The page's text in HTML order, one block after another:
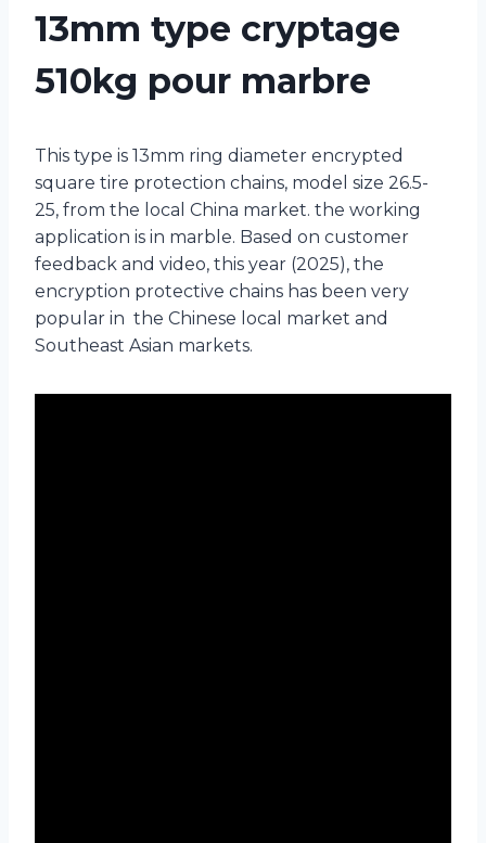
13mm type cryptage
510kg pour marbre
This type is 13mm ring diameter encrypted
square tire protection chains, model size 26.5-
25, from the local China market. the working
application is in marble. Based on customer
feedback and video, this year (2025), the
encryption protective chains has been very
popular in the Chinese local market and
Southeast Asian markets.